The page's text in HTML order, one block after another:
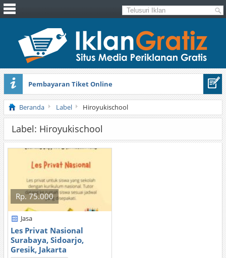
Pembayaran Tiket Online
Masker Sprilulina Tiens
Beranda Label Hiroyukischool
Label: Hiroyukischool
Rp. 75.000
Jasa
Les Privat Nasional
Surabaya, Sidoarjo,
Gresik, Jakarta